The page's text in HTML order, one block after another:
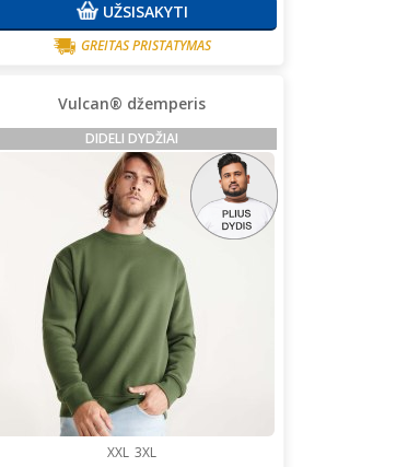
UŽSISAKYTI
GREITAS PRISTATYMAS
Vulcan® džemperis
DIDELI DYDŽIAI
XXL 3XL